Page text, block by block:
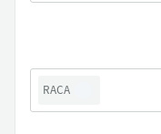
RACA